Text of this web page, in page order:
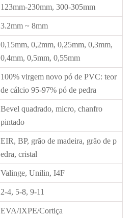
123mm-230mm, 300-305mm
3.2mm ~ 8mm
0,15mm, 0,2mm, 0,25mm, 0,3mm,
0,4mm, 0,5mm, 0,55mm
100% virgem novo pó de PVC: teor
de cálcio 95-97% pó de pedra
Bevel quadrado, micro, chanfro
pintado
EIR, BP, grão de madeira, grão de p
edra, cristal
Valinge, Unilin, I4F
2-4, 5-8, 9-11
EVA/IXPE/Cortiça